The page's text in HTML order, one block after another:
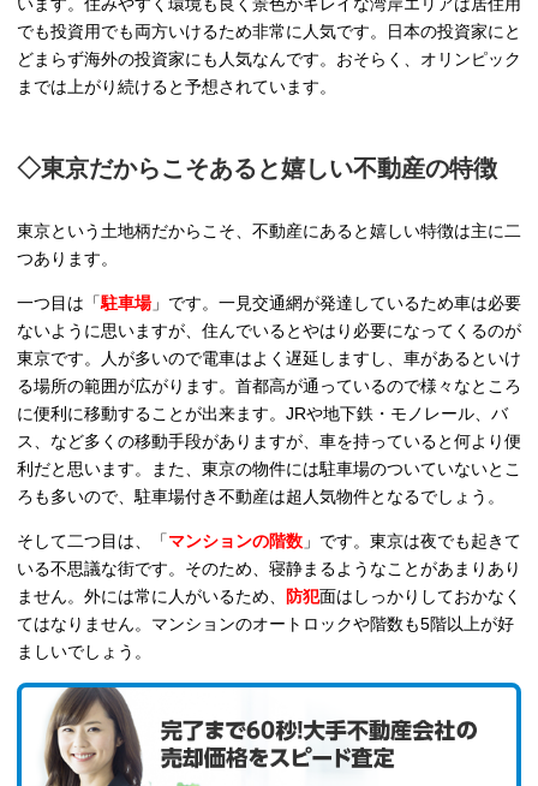
でも投資用でも両方いけるため非常に人気です。日本の投資家にと
どまらず海外の投資家にも人気なんです。おそらく、オリンピック
までは上がり続けると予想されています。
◇東京だからこそあると嬉しい不動産の特徴
東京という土地柄だからこそ、不動産にあると嬉しい特徴は主に二
つあります。
一つ目は「駐車場」です。一見交通網が発達しているため車は必要
ないように思いますが、住んでいるとやはり必要になってくるのが
東京です。人が多いので電車はよく遅延しますし、車があるといけ
る場所の範囲が広がります。首都高が通っているので様々なところ
に便利に移動することが出来ます。JRや地下鉄・モノレール、バ
ス、など多くの移動手段がありますが、車を持っていると何より便
利だと思います。また、東京の物件には駐車場のついていないとこ
ろも多いので、駐車場付き不動産は超人気物件となるでしょう。
そして二つ目は、「マンションの階数 」です。東京は夜でも起きて
いる不思議な街です。そのため、寝静まるようなことがあまりあり
ません。外には常に人がいるため、
防犯面はしっかりしておかなく
てはなりません。マンションのオートロックや階数も5階以上が好
ましいでしょう。